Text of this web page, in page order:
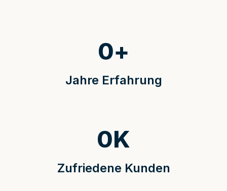
Jahre Erfahrung
0+
Zufriedene Kunden
0K